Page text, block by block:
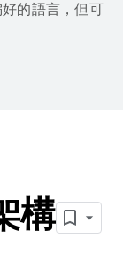
的語言，但可
構